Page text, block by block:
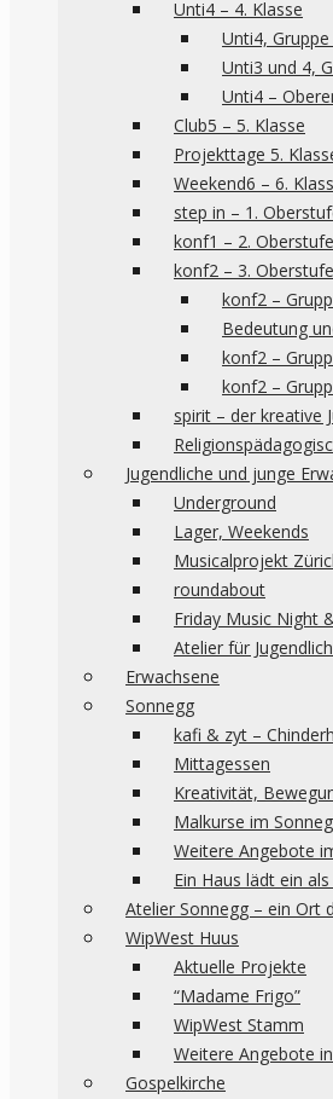
Unti4 – 4. Klasse
Unti4,
Unti3 und 4,
Unti4 –
Club5 – 5. Klasse
Projekttage 5.
Weekend6 – 6.
step in – 1.
konf1 – 2. Oberstufe
konf2 – 3. Oberstufe
konf2 –
Bedeutung
konf2 –
konf2 –
spirit – der kreative
Jugendliche und junge
Underground
Lager, Weekends
Musicalprojekt
roundabout
Friday Music Night
Atelier für
Erwachsene
Sonnegg
kafi & zyt –
Mittagessen
Kreativität,
Malkurse im
Weitere Angebote
Ein Haus lädt ein
Atelier Sonnegg – ein Ort
WipWest Huus
Aktuelle Projekte
“Madame Frigo”
WipWest Stamm
Weitere Angebote
Gospelkirche